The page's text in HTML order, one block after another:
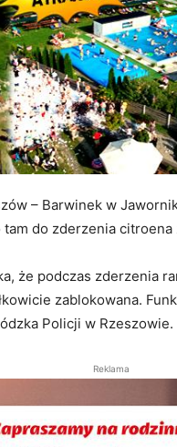
– Barwinek w
tam do zderzenia
że podczas zderzenia
zablokowana.
Policji w Rzeszowie.
Reklama